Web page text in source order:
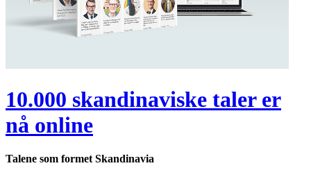
10.000 skandinaviske taler er
nå online
Talene som formet Skandinavia